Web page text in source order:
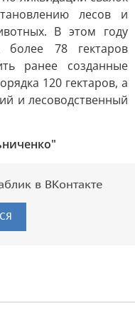
лесов и
В этом году
более 78 гектаров
ранее созданные
120 гектаров, а
и лесоводственный
в ВКонтакте